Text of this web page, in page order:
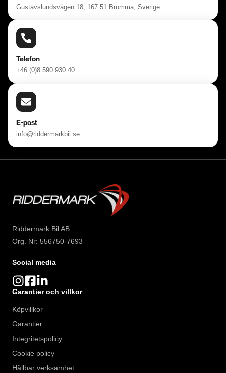
Gustavslundsvägen 18, 167 51 Bromma, Sverige
Telefon
+46 (0)8 590 930 40
E-post
info@riddermarkbil.se
Riddermark Bil AB
Org. Nr: 556750-7693
Social media
Garantier och villkor
Köpvillkor
Garantier
Integritetspolicy
Cookie policy
Hållbar verksamhet